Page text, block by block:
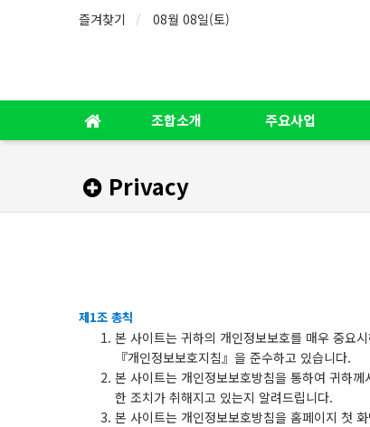
즐겨찾기 08월 08일(토)
조합소개 주요사업
Privacy
제1조 총칙
본 사이트는 귀하의 개인정보보호를 매우 중요
『개인정보보호지침』을 준수하고 있습니다.
본 사이트는 개인정보보호방침을 통하여 귀하
한 조치가 취해지고 있는지 알려드립니다.
본 사이트는 개인정보보호방침을 홈페이지 첫